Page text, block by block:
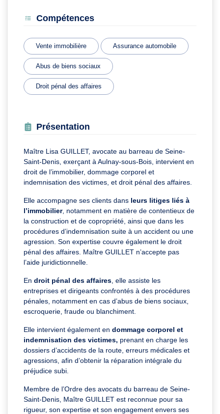
Compétences
Vente immobilière Assurance automobile
Abus de biens sociaux
Droit pénal des affaires
Présentation
Maître Lisa GUILLET, avocate au barreau de Seine-
Saint-Denis, exerçant à Aulnay-sous-Bois, intervient en
droit de l’immobilier, dommage corporel et
indemnisation des victimes, et droit pénal des affaires.
Elle accompagne ses clients dans leurs litiges liés à
l’immobilier, notamment en matière de contentieux de
la construction et de copropriété, ainsi que dans les
procédures d’indemnisation suite à un accident ou une
agression. Son expertise couvre également le droit
pénal des affaires. Maître GUILLET n’accepte pas
l’aide juridictionnelle.
En droit pénal des affaires , elle assiste les
entreprises et dirigeants confrontés à des procédures
pénales, notamment en cas d’abus de biens sociaux,
escroquerie, fraude ou blanchiment.
Elle intervient également en dommage corporel et
indemnisation des victimes, prenant en charge les
dossiers d’accidents de la route, erreurs médicales et
agressions, afin d’obtenir la réparation intégrale du
préjudice subi.
Membre de l’Ordre des avocats du barreau de Seine-
Saint-Denis, Maître GUILLET est reconnue pour sa
rigueur, son expertise et son engagement envers ses